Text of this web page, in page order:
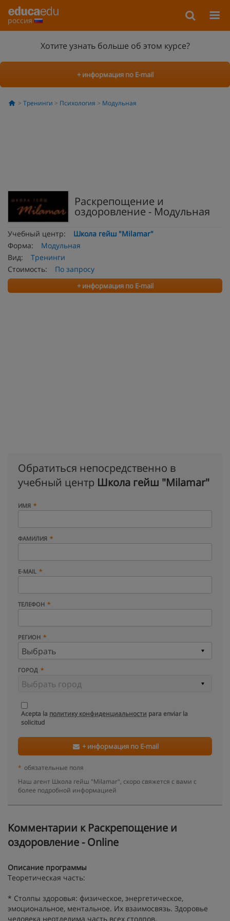
россия
Хотите узнать больше об этом курсе?
+ информация по E-mail
Тренинги Психология Модульная
Раскрепощение и
оздоровление - Модульная
Учебный центр:
Школа гейш "Milamar"
Форма:
Модульная
Вид:
Тренинги
Стоимость:
По запросу
+ информация по E-mail
Обратиться непосредственно в
учебный центр Школа гейш "Milamar"
ИМЯ
ФАМИЛИЯ
E-MAIL
ТЕЛЕФОН
РЕГИОН
ГОРОД
Acepta la политику конфиденциальности para enviar la
solicitud
+ информация по E-mail
* обязательные поля
Наш агент Школа гейш "Milamar", скоро свяжется с вами с
более подробной информацией
Kомментарии к Раскрепощение и
оздоровление - Online
Описание программы
Теоретическая часть:
* Столпы здоровья: физическое, энергетическое,
эмоциональное, ментальное. Их взаимосвязь. Здоровье
человека неотделима часть всех столпов.